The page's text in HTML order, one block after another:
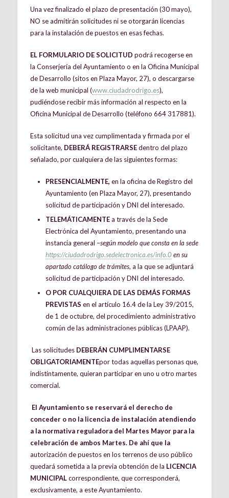
Una vez finalizado el plazo de presentación (30 mayo),
NO se admitirán solicitudes ni se otorgarán licencias
para la instalación de puestos en esas fechas.
EL FORMULARIO DE SOLICITUD podrá recogerse en
la Conserjería del Ayuntamiento o en la Oficina Municipal
de Desarrollo (sitos en Plaza Mayor, 27), o descargarse
de la web municipal (www.ciudadrodrigo.es),
pudiéndose recibir más información al respecto en la
Oficina Municipal de Desarrollo (teléfono 664 317881).
Esta solicitud una vez cumplimentada y firmada por el
solicitante, DEBERÁ REGISTRARSEdentro del plazo
señalado, por cualquiera de las siguientes formas:
PRESENCIALMENTE, en la oficina de Registro del
Ayuntamiento (en Plaza Mayor, 27), presentando
solicitud de participación y DNI del interesado.
TELEMÁTICAMENTEa través de la Sede
Electrónica del Ayuntamiento, presentando una
instancia general –según modelo que consta en la sede
https://ciudadrodrigo.sedelectronica.es/info.0en su
apartado catálogo de trámites, a la que se adjuntará
solicitud de participación y DNI del interesado.
O POR CUALQUIERA DE LAS DEMÁS FORMAS
PREVISTAS en el artículo 16.4 de la Ley 39/2015,
de 1 de octubre, del procedimiento administrativo
común de las administraciones públicas (LPAAP).
Las solicitudes DEBERÁN CUMPLIMENTARSE
OBLIGATORIAMENTEpor todas aquellas personas que,
indistintamente, quieran participar en uno u otro martes
comercial.
El Ayuntamiento se reservará el derecho de
conceder o no la licencia de instalación atendiendo
a la normativa reguladora del Martes Mayor para la
celebración de ambos Martes. De ahí que la
autorización de puestos en los terrenos de uso público
quedará sometida a la previa obtención de la LICENCIA
MUNICIPALcorrespondiente, que corresponderá,
exclusivamente, a este Ayuntamiento.